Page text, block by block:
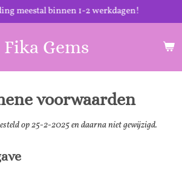
meestal binnen 1-2 werkdagen!
Fika Gems
voorwaarden
op 25-2-2025 en daarna niet gewijzigd.